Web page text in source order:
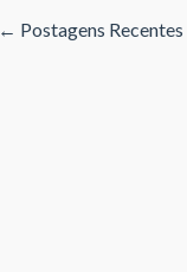
← Postagens Recentes